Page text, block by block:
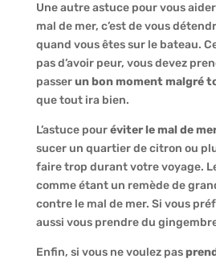
Une autre astuce pour vous
mal de mer, c’est de vous
quand vous êtes sur le bateau.
pas d’avoir peur, vous devez
passerun bon moment malgré
que tout ira bien.
L’astuce pouréviter le mal de
sucer un quartier de citron ou
faire trop durant votre voyage.
comme étant un remède de
contre le mal de mer. Si vous
aussi vous prendre du
Enfin, si vous ne voulez pas